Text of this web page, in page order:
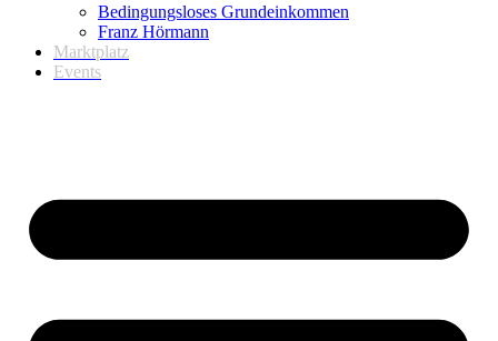
Bedingungsloses Grundeinkommen
Franz Hörmann
Marktplatz
Events